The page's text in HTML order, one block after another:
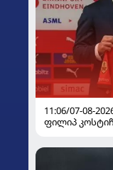
11:06/07-08-
ფილიპ